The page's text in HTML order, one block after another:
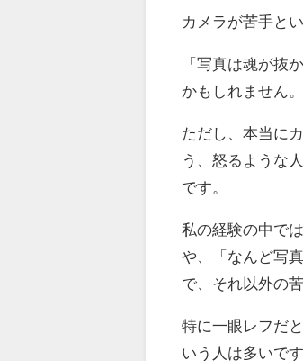
カメラが苦手と
「写真は魂が抜
かもしれません。
ただし、本当に
う、怒るような
です。
私の経験の中で
や、「なんど写
で、それ以外の
特に一眼レフだ
いう人は多いで